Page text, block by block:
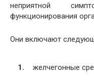
неприятной
функционирования
Они включают
желчегонные